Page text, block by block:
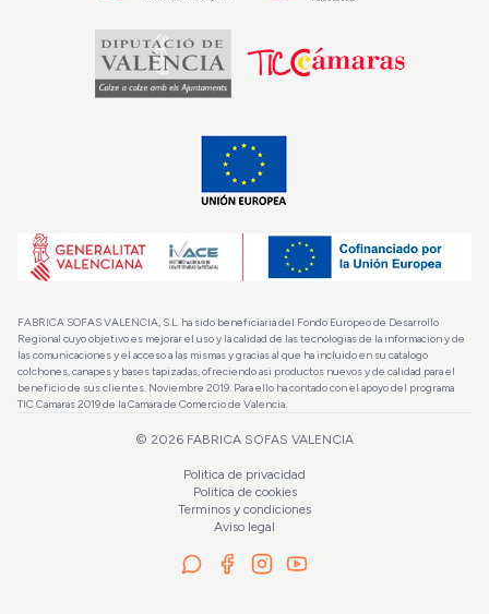
FABRICA SOFAS VALENCIA, S.L. ha sido beneficiaria del Fondo Europeo de Desarrollo
Regional cuyo objetivo es mejorar el uso y la calidad de las tecnologias de la informacion y de
las comunicaciones y el acceso a las mismas y gracias al que ha incluido en su catalogo
colchones, canapes y bases tapizadas, ofreciendo asi productos nuevos y de calidad para el
beneficio de sus clientes. Noviembre 2019. Para ello ha contado con el apoyo del programa
TIC Camaras 2019 de la Camara de Comercio de Valencia.
© 2026 FABRICA SOFAS VALENCIA
Politica de privacidad
Politica de cookies
Terminos y condiciones
Aviso legal